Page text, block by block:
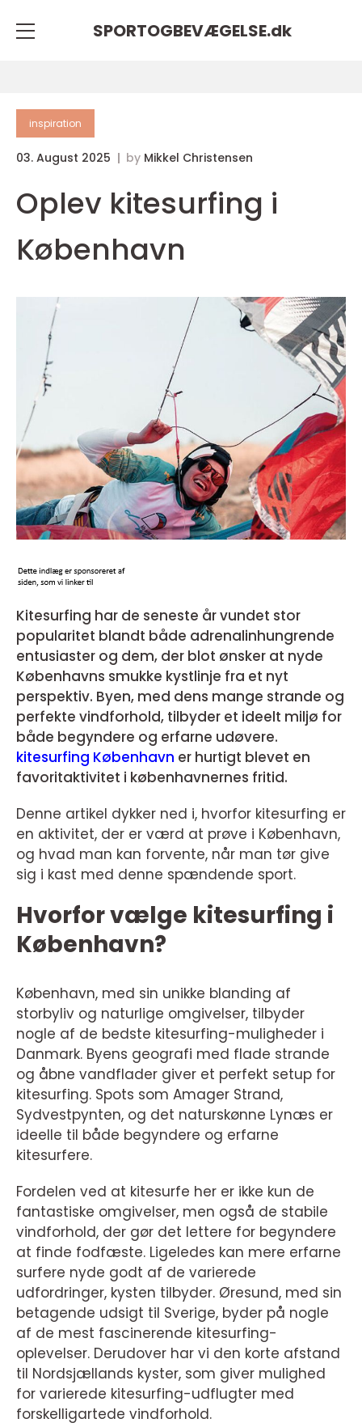
SPORTOGBEVÆGELSE.dk
inspiration
03. August 2025 by Mikkel Christensen
Oplev kitesurfing i
København
Kitesurfing har de seneste år vundet stor
popularitet blandt både adrenalinhungrende
entusiaster og dem, der blot ønsker at nyde
Københavns smukke kystlinje fra et nyt
perspektiv. Byen, med dens mange strande og
perfekte vindforhold, tilbyder et ideelt miljø for
både begyndere og erfarne udøvere.
kitesurfing København er hurtigt blevet en
favoritaktivitet i københavnernes fritid.
Denne artikel dykker ned i, hvorfor kitesurfing er
en aktivitet, der er værd at prøve i København,
og hvad man kan forvente, når man tør give
sig i kast med denne spændende sport.
Hvorfor vælge kitesurfing i
København?
København, med sin unikke blanding af
storbyliv og naturlige omgivelser, tilbyder
nogle af de bedste kitesurfing-muligheder i
Danmark. Byens geografi med flade strande
og åbne vandflader giver et perfekt setup for
kitesurfing. Spots som Amager Strand,
Sydvestpynten, og det naturskønne Lynæs er
ideelle til både begyndere og erfarne
kitesurfere.
Fordelen ved at kitesurfe her er ikke kun de
fantastiske omgivelser, men også de stabile
vindforhold, der gør det lettere for begyndere
at finde fodfæste. Ligeledes kan mere erfarne
surfere nyde godt af de varierede
udfordringer, kysten tilbyder. Øresund, med sin
betagende udsigt til Sverige, byder på nogle
af de mest fascinerende kitesurfing-
oplevelser. Derudover har vi den korte afstand
til Nordsjællands kyster, som giver mulighed
for varierede kitesurfing-udflugter med
forskelligartede vindforhold.